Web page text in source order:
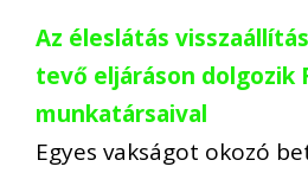
Az éleslátás
tevő eljáráson dolgozik
munkatársaival
Egyes vakságot okozó